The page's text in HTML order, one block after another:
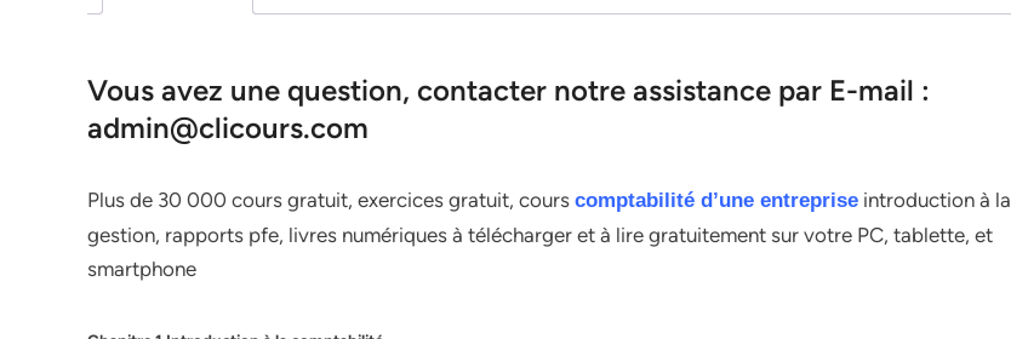
Vous avez une question, contacter notre assistance par E-mail :
admin@clicours.com
Plus de 30 000 cours gratuit, exercices gratuit, cours comptabilité d’une entreprise introduction à la
gestion, rapports pfe, livres numériques à télécharger et à lire gratuitement sur votre PC, tablette, et
smartphone